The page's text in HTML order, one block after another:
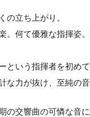
の立ち上がり。
。何て優雅な指揮姿
という指揮者を初め
な力が抜け、至純の音
の交響曲の可憐な音に